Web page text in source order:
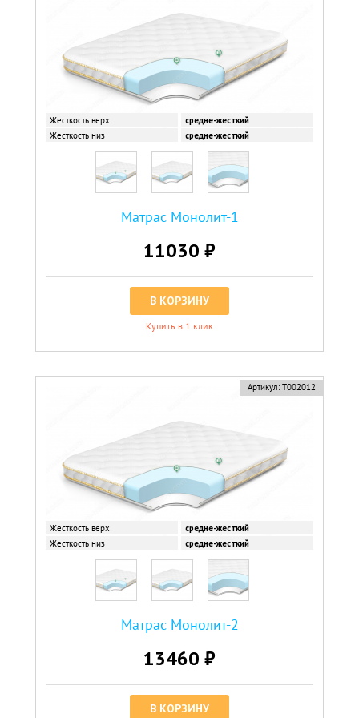
Жесткость верх
средне-жесткий
Жесткость низ
средне-жесткий
Матрас Монолит-1
11030 ₽
В КОРЗИНУ
Купить в 1 клик
Артикул: Т002012
Жесткость верх
средне-жесткий
Жесткость низ
средне-жесткий
Матрас Монолит-2
13460 ₽
В КОРЗИНУ